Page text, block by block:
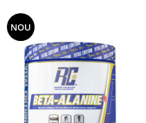
NOU